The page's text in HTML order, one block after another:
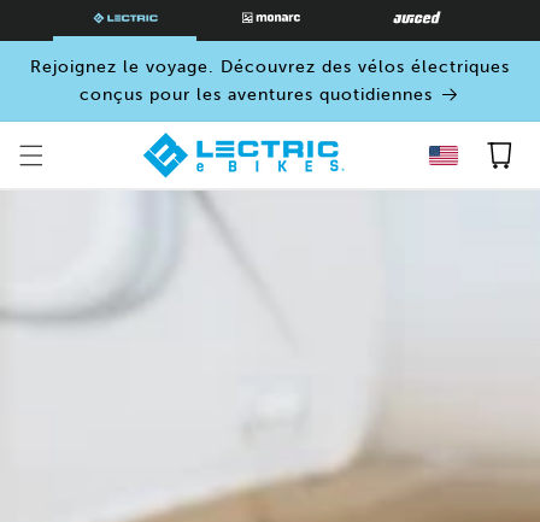
Rejoignez le voyage. Découvrez des vélos électriques
conçus pour les aventures quotidiennes
Panier